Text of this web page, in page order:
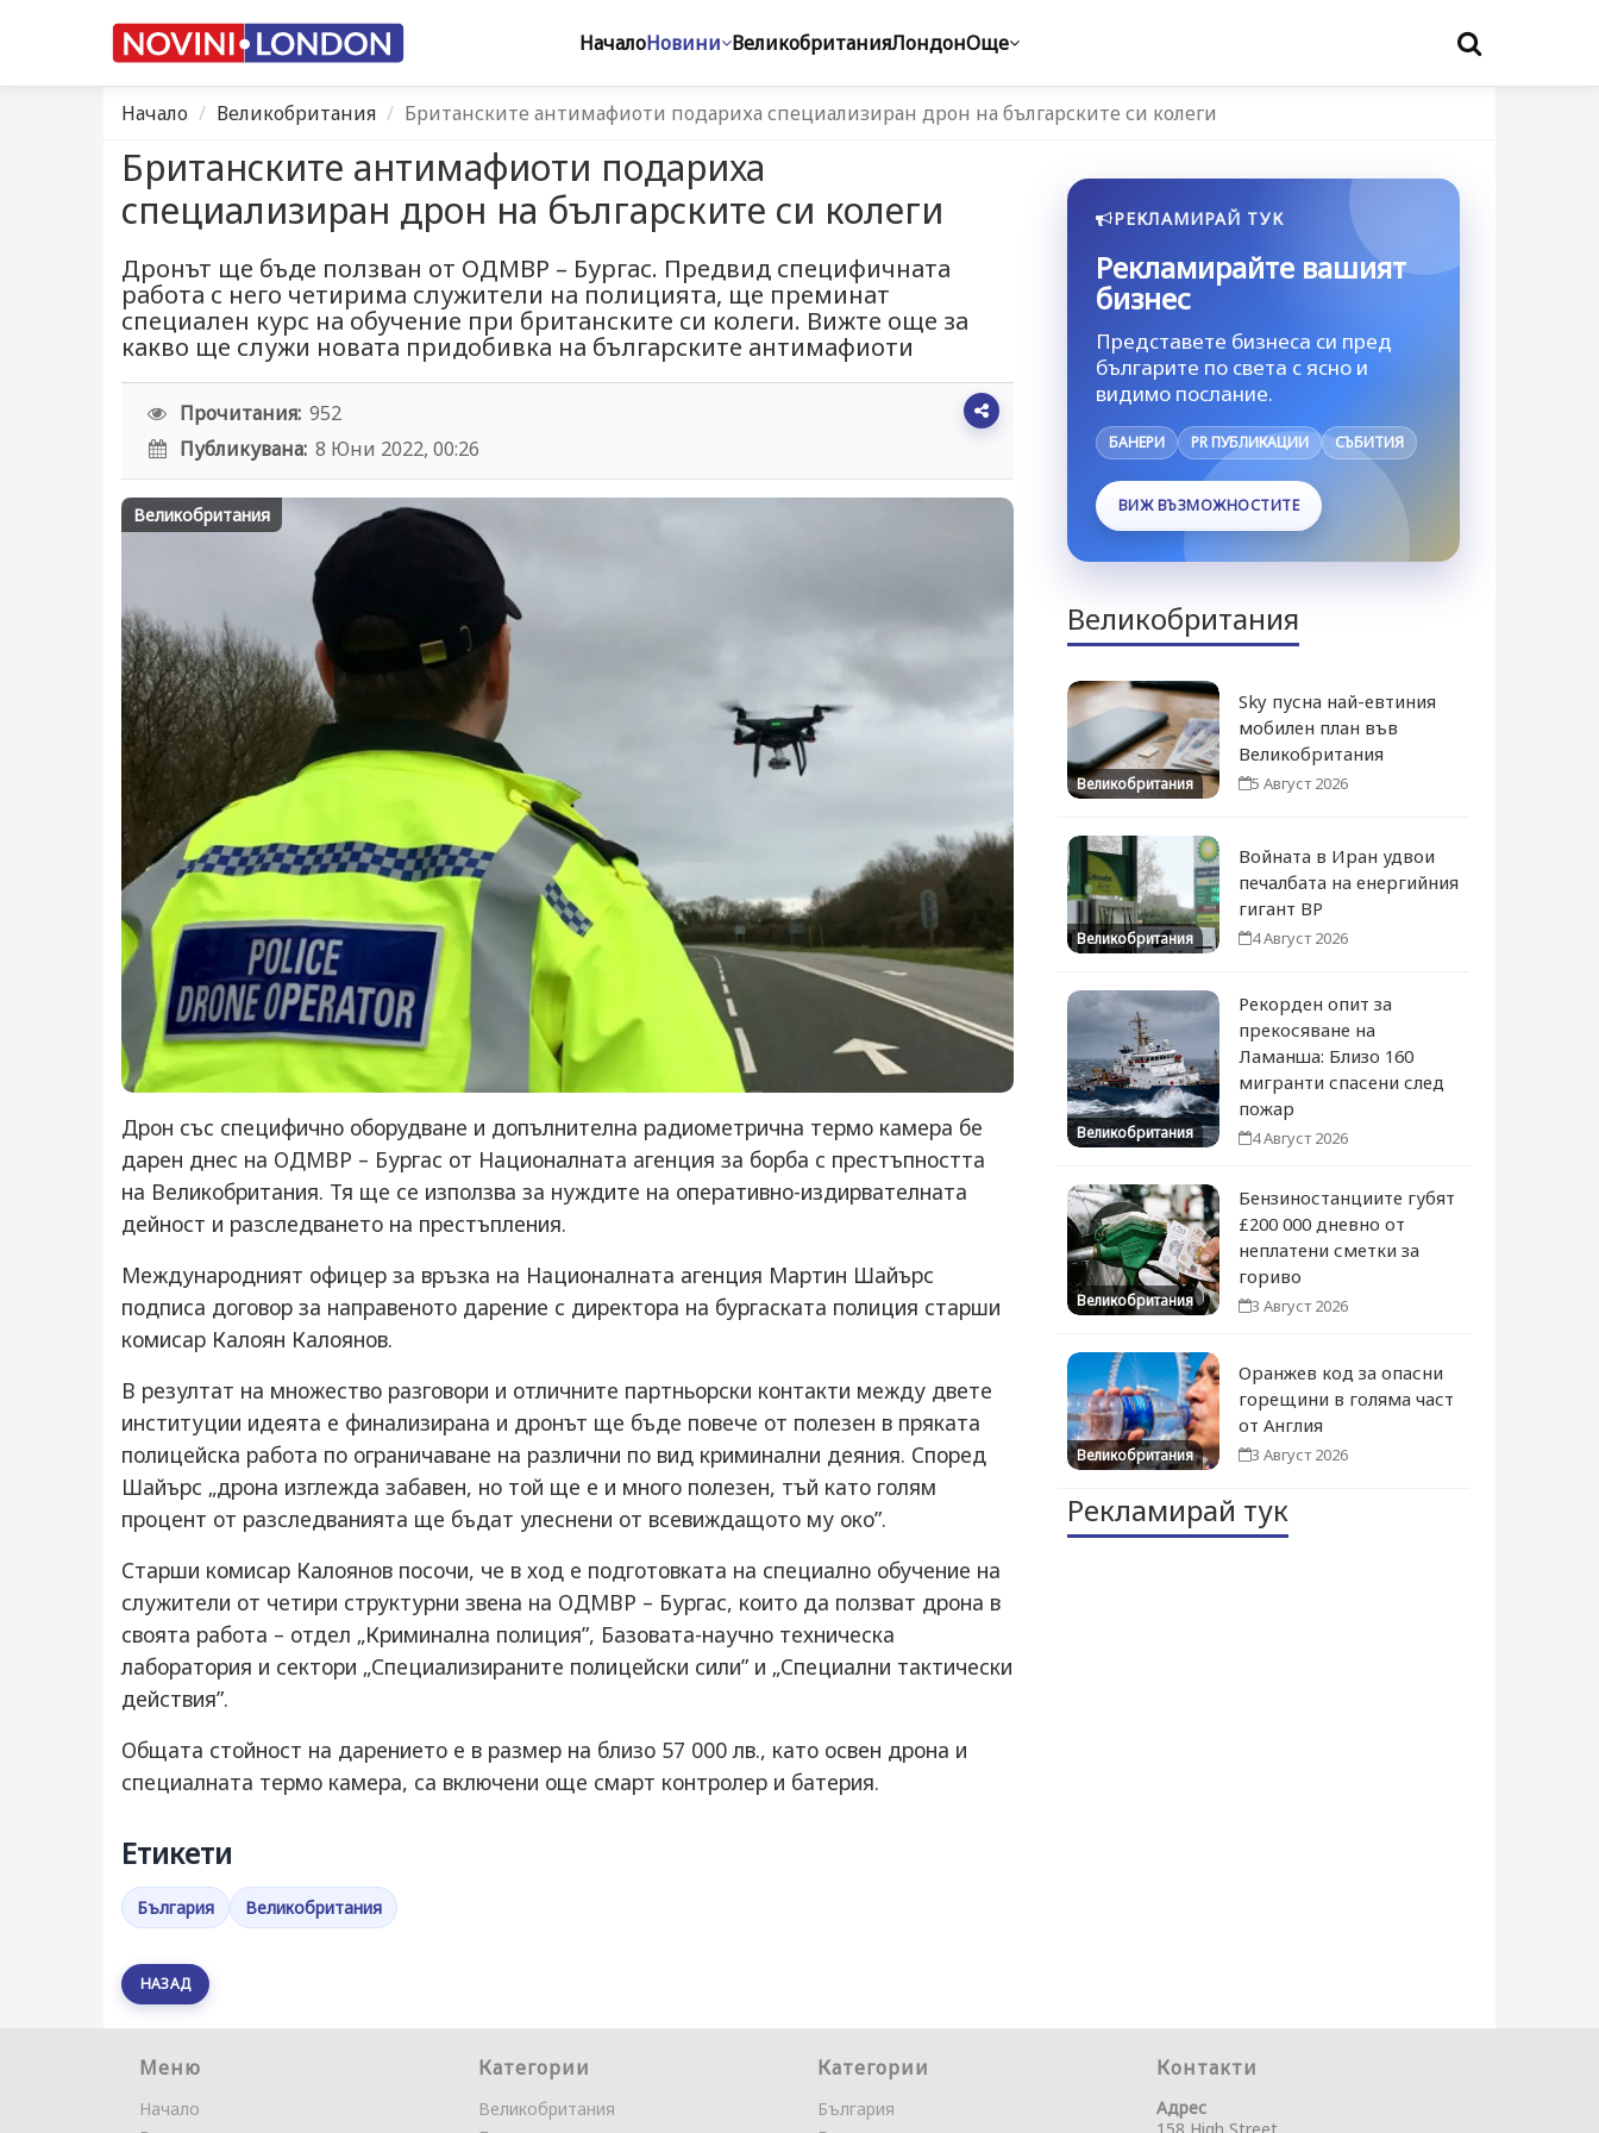
НачалоНовини ВеликобританияЛондонОще
Начало Великобритания Британските антимафиоти подариха специализиран дрон на българските си колеги
Британските антимафиоти подариха
специализиран дрон на българските си колеги
Дронът ще бъде ползван от ОДМВР – Бургас. Предвид специфичната
работа с него четирима служители на полицията, ще преминат
специален курс на обучение при британските си колеги. Вижте още за
какво ще служи новата придобивка на българските антимафиоти
Прочитания: 952
Публикувана: 8 Юни 2022, 00:26
Великобритания
Дрон със специфично оборудване и допълнителна радиометрична термо камера бе
дарен днес на ОДМВР – Бургас от Националната агенция за борба с престъпността
на Великобритания. Тя ще се използва за нуждите на оперативно-издирвателната
дейност и разследването на престъпления.
Международният офицер за връзка на Националната агенция Мартин Шайърс
подписа договор за направеното дарение с директора на бургаската полиция старши
комисар Калоян Калоянов.
В резултат на множество разговори и отличните партньорски контакти между двете
институции идеята е финализирана и дронът ще бъде повече от полезен в пряката
полицейска работа по ограничаване на различни по вид криминални деяния. Според
Шайърс „дрона изглежда забавен, но той ще е и много полезен, тъй като голям
процент от разследванията ще бъдат улеснени от всевиждащото му око”.
Старши комисар Калоянов посочи, че в ход е подготовката на специално обучение на
служители от четири структурни звена на ОДМВР – Бургас, които да ползват дрона в
своята работа – отдел „Криминална полиция”, Базовата-научно техническа
лаборатория и сектори „Специализираните полицейски сили” и „Специални тактически
действия”.
Общата стойност на дарението е в размер на близо 57 000 лв., като освен дрона и
специалната термо камера, са включени още смарт контролер и батерия.
Етикети
България Великобритания
НАЗАД
РЕКЛАМИРАЙ ТУК
Рекламирайте вашият
бизнес
Представете бизнеса си пред
българите по света с ясно и
видимо послание.
БАНЕРИ PR ПУБЛИКАЦИИ СЪБИТИЯ
ВИЖ ВЪЗМОЖНОСТИТЕ
Великобритания
Великобритания
Sky пусна най-евтиния
мобилен план във
Великобритания
5 Август 2026
Великобритания
Войната в Иран удвои
печалбата на енергийния
гигант BP
4 Август 2026
Великобритания
Рекорден опит за
прекосяване на
Ламанша: Близо 160
мигранти спасени след
пожар
4 Август 2026
Великобритания
Бензиностанциите губят
£200 000 дневно от
неплатени сметки за
гориво
3 Август 2026
Великобритания
Оранжев код за опасни
горещини в голяма част
от Англия
3 Август 2026
Рекламирай тук
Меню
Начало
Категории
Великобритания
Категории
България
Контакти
Адрес